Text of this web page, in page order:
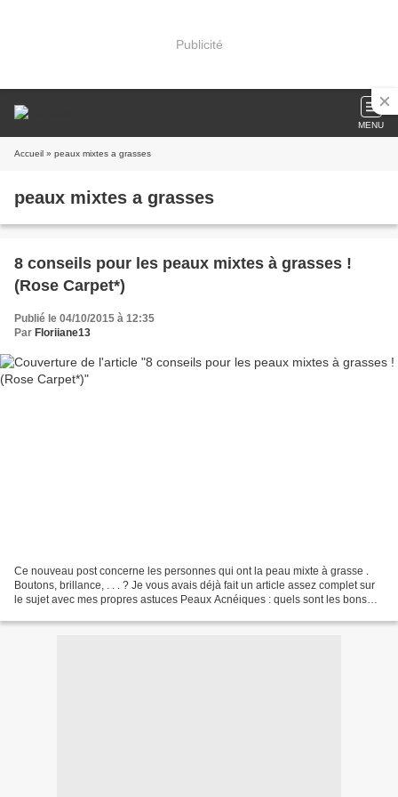
Publicité
MENU
Accueil » peaux mixtes a grasses
peaux mixtes a grasses
8 conseils pour les peaux mixtes à grasses !
(Rose Carpet*)
Publié le 04/10/2015 à 12:35
Par Floriiane13
Ce nouveau post concerne les personnes qui ont la peau mixte à grasse .
Boutons, brillance, . . . ? Je vous avais déjà fait un article assez complet sur
le sujet avec mes propres astuces Peaux Acnéiques : quels sont les bons